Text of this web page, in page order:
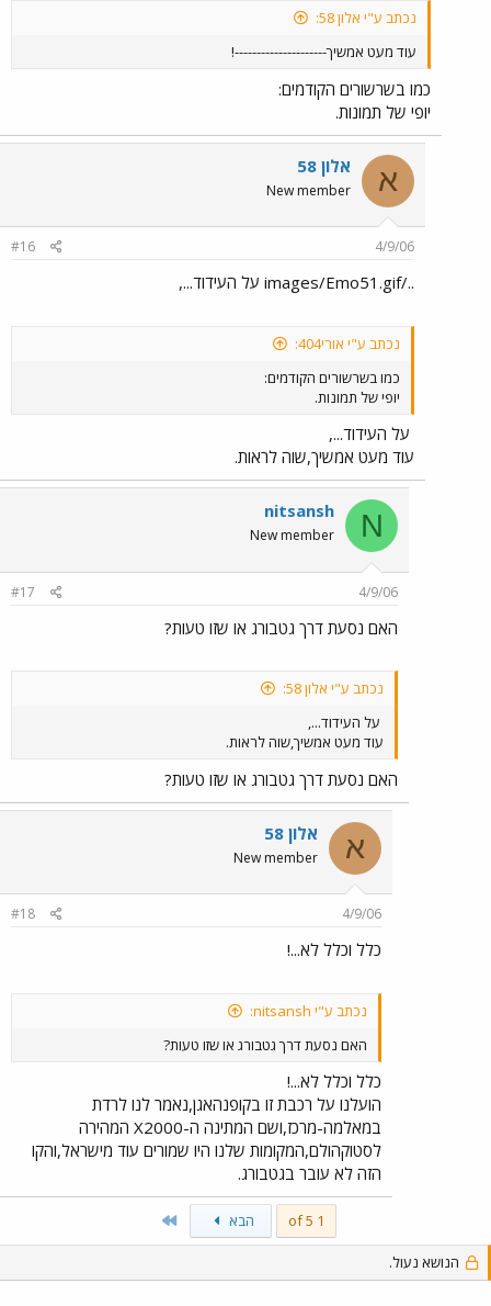
נכתב ע"י אלון 58:
עוד מעט אמשיך---------------------!
כמו בשרשורים הקודמים:
יופי של תמונות.
א אלון 58
New member
4/9/06
#16
../images/Emo51.gif על העידוד...,
נכתב ע"י אורי404:
כמו בשרשורים הקודמים:
יופי של תמונות.
על העידוד...,
עוד מעט אמשיך,שוה לראות.
N
nitsansh
New member
4/9/06
#17
האם נסעת דרך גטבורג או שזו טעות?
נכתב ע"י אלון 58:
על העידוד...,
עוד מעט אמשיך,שוה לראות.
האם נסעת דרך גטבורג או שזו טעות?
א אלון 58
New member
4/9/06
#18
כלל וכלל לא...!
נכתב ע"י nitsansh:
האם נסעת דרך גטבורג או שזו טעות?
כלל וכלל לא...!
הועלנו על רכבת זו בקופנהאגן,נאמר לנו לרדת
במאלמה-מרכז,ושם המתינה ה-X2000 המהירה
לסטוקהולם,המקומות שלנו היו שמורים עוד מישראל,והקו
הזה לא עובר בגטבורג.
1 of 5 הבא
הנושא נעול.